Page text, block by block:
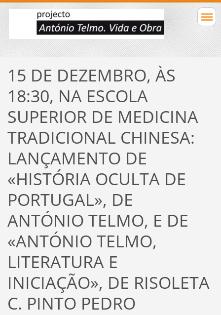
15 DE DEZEMBRO, ÀS
18:30, NA ESCOLA
SUPERIOR DE MEDICINA
TRADICIONAL CHINESA:
LANÇAMENTO DE
«HISTÓRIA OCULTA DE
PORTUGAL», DE
ANTÓNIO TELMO, E DE
«ANTÓNIO TELMO,
LITERATURA E
INICIAÇÃO», DE RISOLETA
C. PINTO PEDRO